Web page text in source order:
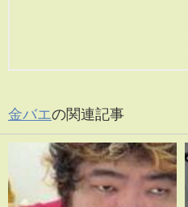
金バエの関連記事